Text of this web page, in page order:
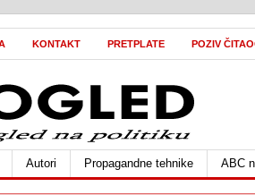
KONTAKT PRETPLATE POZIV
Autori Propagandne tehnike ABC